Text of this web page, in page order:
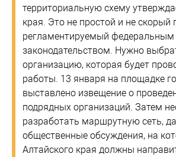
территориальную схему
края. Это не простой и не скорый
регламентируемый федеральным
законодательством. Нужно
организацию, которая будет
работы. 13 января на площадке
выставлено извещение о
подрядных организаций. Затем
разработать маршрутную сеть,
общественные обсуждения, на
Алтайского края должны